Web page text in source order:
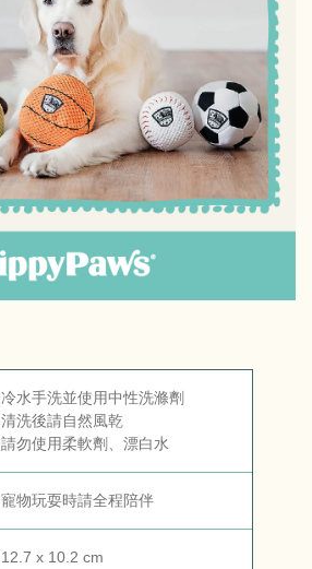
冷水手洗並使用中性洗滌劑
清洗後請自然風乾
請勿使用柔軟劑、漂白水
寵物玩耍時請全程陪伴
12.7 x 10.2 cm